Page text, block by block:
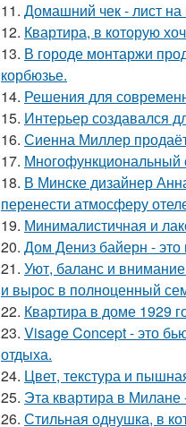
11. Домашний чек - лист на
12. Квартира, в которую
13. В городе монтаржи
корбюзье.
14. Решения для
15. Интерьер создавался
16. Сиенна Миллер
17. Многофункциональный
18. В Минске дизайнер
перенести атмосферу
19. Минималистичная и
20. Дом Дениз байерн -
21. Уют, баланс и
и вырос в полноценный
22. Квартира в доме 1929
23. Visage Concept - это
отдыха.
24. Цвет, текстура и
25. Эта квартира в Милане
26. Стильная однушка, в